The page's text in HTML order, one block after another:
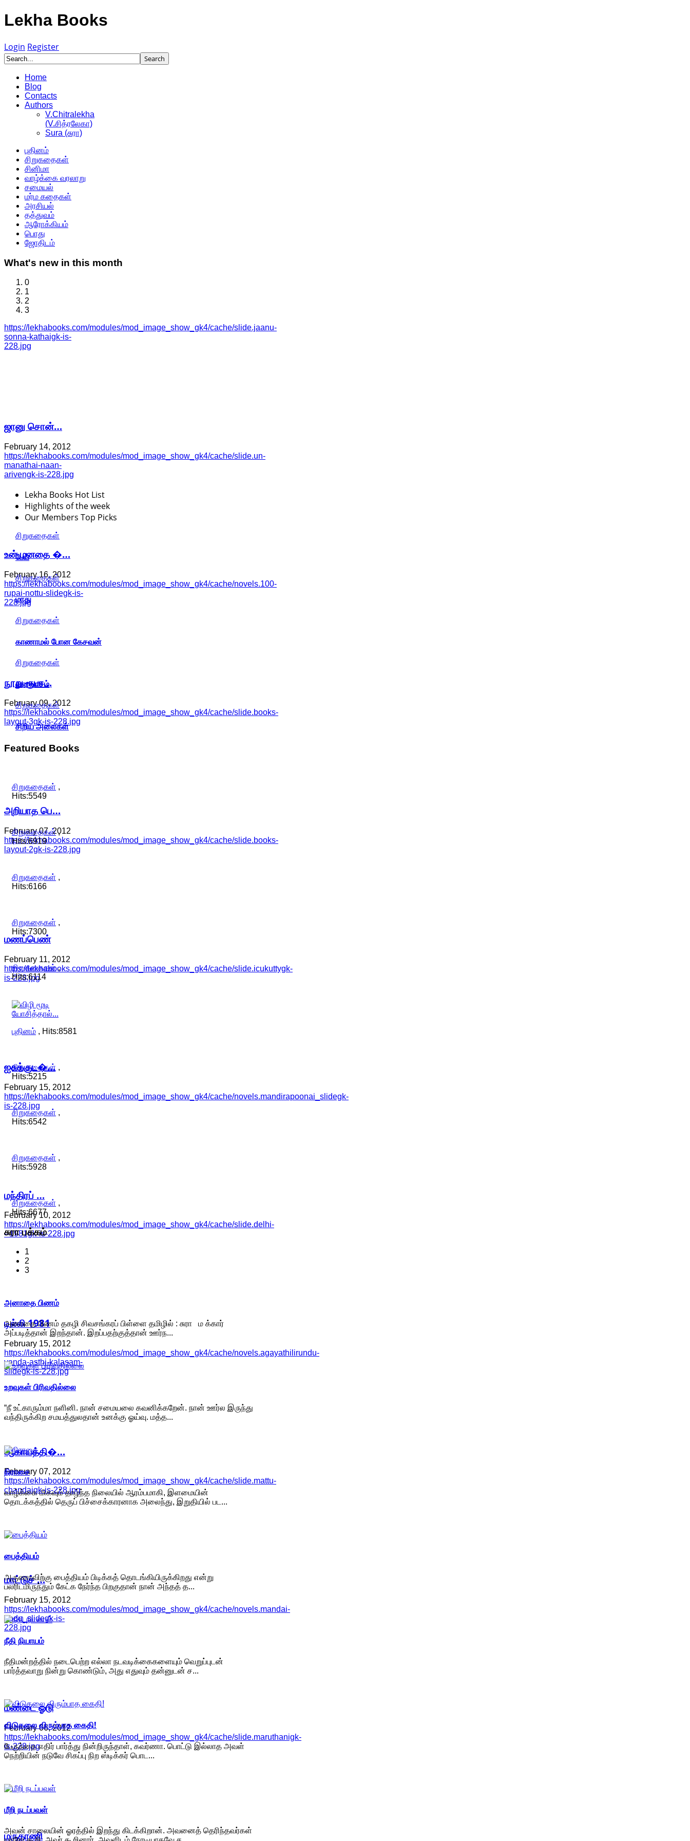
Lekha Books
Login Register
Home
Blog
Contacts
Authors
V.Chitralekha
(V.சித்ரலேகா)
Sura (சுரா)
புதினம்
சிறுகதைகள்
சினிமா
வாழ்க்கை வரலாறு
சமையல்
மர்ம கதைகள்
அரசியல்
தத்துவம்
ஆரோக்கியம்
பொது
ஜோதிடம்
What's new in this month
0
1
2
3
https://lekhabooks.com/modules/mod_image_show_gk4/cache/slide.jaanu-
sonna-kathaigk-is-
228.jpg
ஜானு சொன்…
February 14, 2012
https://lekhabooks.com/modules/mod_image_show_gk4/cache/slide.un-
manathai-naan-
arivengk-is-228.jpg
உன் மனதை �…
February 16, 2012
https://lekhabooks.com/modules/mod_image_show_gk4/cache/novels.100-
rupai-nottu-slidegk-is-
228.jpg
நூறு ரூபா…
February 09, 2012
https://lekhabooks.com/modules/mod_image_show_gk4/cache/slide.books-
layout-3gk-is-228.jpg
அறியாத பெ…
February 07, 2012
https://lekhabooks.com/modules/mod_image_show_gk4/cache/slide.books-
layout-2gk-is-228.jpg
மணப்பெண்
February 11, 2012
https://lekhabooks.com/modules/mod_image_show_gk4/cache/slide.icukuttygk-
is-228.jpg
ஐசுக்குட�…
February 15, 2012
https://lekhabooks.com/modules/mod_image_show_gk4/cache/novels.mandirapoonai_slidegk-
is-228.jpg
மந்திரப் …
February 10, 2012
https://lekhabooks.com/modules/mod_image_show_gk4/cache/slide.delhi-
--1981gk-is-228.jpg
டில்லி 1981
February 15, 2012
https://lekhabooks.com/modules/mod_image_show_gk4/cache/novels.agayathilirundu-
vanda-asthi-kalasam-
slidegk-is-228.jpg
ஆகாயத்தி�…
February 07, 2012
https://lekhabooks.com/modules/mod_image_show_gk4/cache/slide.mattu-
chandaigk-is-228.jpg
மாட்டுச் …
February 15, 2012
https://lekhabooks.com/modules/mod_image_show_gk4/cache/novels.mandai-
oodu_slidegk-is-
228.jpg
மண்டை ஓடு
February 06, 2012
https://lekhabooks.com/modules/mod_image_show_gk4/cache/slide.maruthanigk-
is-228.jpg
மருதாணி
Lekha Books Hot List
Highlights of the week
Our Members Top Picks
சிறுகதைகள்
பேய்
சிறுகதைகள்
மாது
சிறுகதைகள்
காணாமல் போன கேசவன்
சிறுகதைகள்
வனவாசம்
சிறுகதைகள்
சிறிய அலைகள்
Featured Books
சிறுகதைகள் ,
Hits:5549
சிறுகதைகள்,
Hits:6919
சிறுகதைகள் ,
Hits:6166
சிறுகதைகள் ,
Hits:7300
சிறுகதைகள்,
Hits:6114
புதினம் , Hits:8581
சிறுகதைகள் ,
Hits:5215
சிறுகதைகள் ,
Hits:6542
சிறுகதைகள் ,
Hits:5928
சிறுகதைகள் ,
Hits:6677
சுராபக்கம்
1
2
3
அனாதை பிணம்
அனாதை பிணம் தகழி சிவசங்கரப் பிள்ளை தமிழில் : சுரா ம க்கார்
அப்படித்தான் இறந்தான். இறப்பதற்குத்தான் ஊர்ந...
உறவுகள் பிரிவதில்லை
“நீ உட்காரும்மா நளினி. நான் சமையலை கவனிக்கறேன். நான் ஊர்ல இருந்து
வந்திருக்கிற சமயத்துலதான் உனக்கு ஓய்வு. மத்த...
நிராசை
வாழ்க்கை மிகவும் தாழ்ந்த நிலையில் ஆரம்பமாகி, இளமையின்
தொடக்கத்தில் தெருப் பிச்சைக்காரனாக அலைந்து, இறுதியில் பட...
பைத்தியம்
அருணாவிற்கு பைத்தியம் பிடிக்கத் தொடங்கியிருக்கிறது என்று
பலரிடமிருந்தும் கேட்க நேர்ந்த பிறகுதான் நான் அந்தத் த...
நீதி நியாயம்
நீதிமன்றத்தில் நடைபெற்ற எல்லா நடவடிக்கைகளையும் வெறுப்புடன்
பார்த்தவாறு நின்று கொண்டும், அது எதுவும் தன்னுடன் ச...
விடுதலை விரும்பாத கைதி!
பேருந்தை எதிர் பார்த்து நின்றிருந்தாள், கவர்ணா. பொட்டு இல்லாத அவள்
நெற்றியின் நடுவே சிகப்பு நிற ஸ்டிக்கர் பொட...
மீறி நடப்பவள்
அவன் சாலையின் ஓரத்தில் இறந்து கிடக்கிறான். அவனைத் தெரிந்தவர்கள்